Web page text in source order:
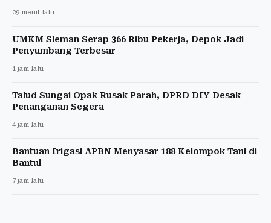
29 menit lalu
UMKM Sleman Serap 366 Ribu Pekerja, Depok Jadi
Penyumbang Terbesar
1 jam lalu
Talud Sungai Opak Rusak Parah, DPRD DIY Desak
Penanganan Segera
4 jam lalu
Bantuan Irigasi APBN Menyasar 188 Kelompok Tani di
Bantul
7 jam lalu